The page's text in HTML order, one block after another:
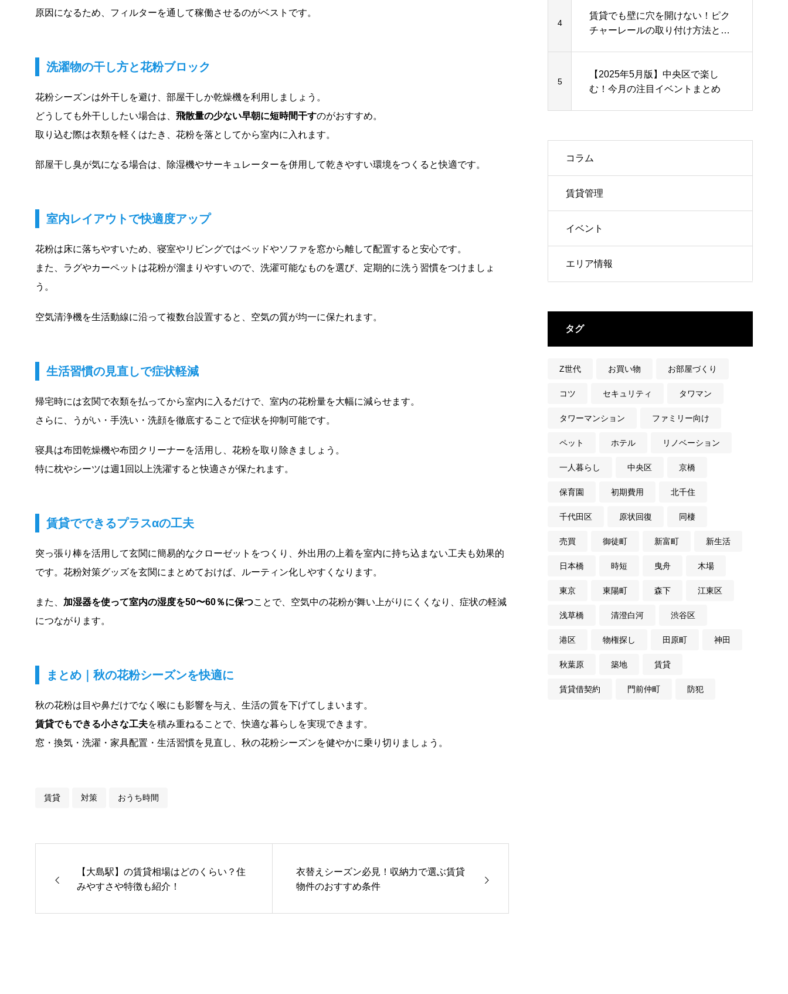
原因になるため、フィルターを通して稼働させるのがベストです。
洗濯物の干し方と花粉ブロック
花粉シーズンは外干しを避け、部屋干しか乾燥機を利用しましょう。
どうしても外干ししたい場合は、 飛散量の少ない早朝に短時間干すのがおすすめ。
取り込む際は衣類を軽くはたき、花粉を落としてから室内に入れます。
部屋干し臭が気になる場合は、除湿機やサーキュレーターを併用して乾きやすい環境をつくると快適です。
室内レイアウトで快適度アップ
花粉は床に落ちやすいため、寝室やリビングではベッドやソファを窓から離して配置すると安心です。
また、ラグやカーペットは花粉が溜まりやすいので、洗濯可能なものを選び、定期的に洗う習慣をつけましょ
う。
空気清浄機を生活動線に沿って複数台設置すると、空気の質が均一に保たれます。
生活習慣の見直しで症状軽減
帰宅時には玄関で衣類を払ってから室内に入るだけで、室内の花粉量を大幅に減らせます。
さらに、うがい・手洗い・洗顔を徹底することで症状を抑制可能です。
寝具は布団乾燥機や布団クリーナーを活用し、花粉を取り除きましょう。
特に枕やシーツは週1回以上洗濯すると快適さが保たれます。
賃貸でできるプラスαの工夫
突っ張り棒を活用して玄関に簡易的なクローゼットをつくり、外出用の上着を室内に持ち込まない工夫も効果的
です。花粉対策グッズを玄関にまとめておけば、ルーティン化しやすくなります。
また、 加湿器を使って室内の湿度を50〜60％に保つことで、空気中の花粉が舞い上がりにくくなり、症状の軽減
につながります。
まとめ｜秋の花粉シーズンを快適に
秋の花粉は目や鼻だけでなく喉にも影響を与え、生活の質を下げてしまいます。
賃貸でもできる小さな工夫を積み重ねることで、快適な暮らしを実現できます。
窓・換気・洗濯・家具配置・生活習慣を見直し、秋の花粉シーズンを健やかに乗り切りましょう。
賃貸 対策 おうち時間
【大島駅】の賃貸相場はどのくらい？住
みやすさや特徴も紹介！
衣替えシーズン必見！収納力で選ぶ賃貸
物件のおすすめ条件
4
賃貸でも壁に穴を開けない！ピク
チャーレールの取り付け方法と活
5
【2025年5月版】中央区で楽し
む！今月の注目イベントまとめ
コラム
賃貸管理
イベント
エリア情報
タグ
Z世代 お買い物 お部屋づくり
コツ セキュリティ タワマン
タワーマンション ファミリー向け
ペット ホテル リノベーション
一人暮らし 中央区 京橋
保育園 初期費用 北千住
千代田区 原状回復 同棲
売買 御徒町 新富町 新生活
日本橋 時短 曳舟 木場
東京 東陽町 森下 江東区
浅草橋 清澄白河 渋谷区
港区 物権探し 田原町 神田
秋葉原 築地 賃貸
賃貸借契約 門前仲町 防犯